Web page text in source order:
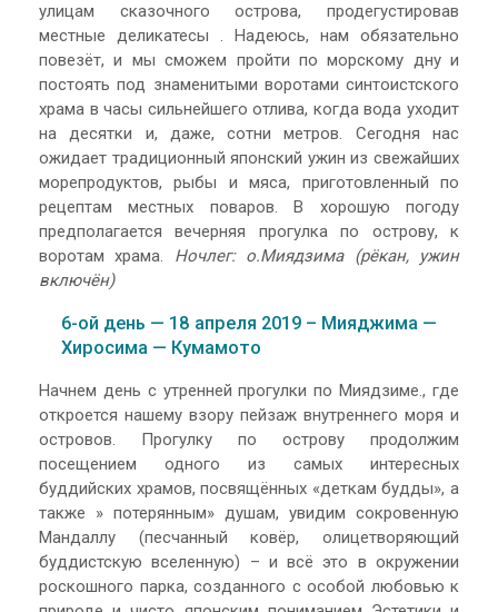
улицам сказочного острова, продегустировав
местные деликатесы . Надеюсь, нам обязательно
повезёт, и мы сможем пройти по морскому дну и
постоять под знаменитыми воротами синтоистского
храма в часы сильнейшего отлива, когда вода уходит
на десятки и, даже, сотни метров. Сегодня нас
ожидает традиционный японский ужин из свежайших
морепродуктов, рыбы и мяса, приготовленный по
рецептам местных поваров. В хорошую погоду
предполагается вечерняя прогулка по острову, к
воротам храма. Ночлег: о.Миядзима (рёкан, ужин
включён)
6-ой день — 18 апреля 2019 – Мияджима —
Хиросима — Кумамото
Начнем день с утренней прогулки по Миядзиме., где
откроется нашему взору пейзаж внутреннего моря и
островов. Прогулку по острову продолжим
посещением одного из самых интересных
буддийских храмов, посвящённых «деткам будды», а
также » потерянным» душам, увидим сокровенную
Мандаллу (песчанный ковёр, олицетворяющий
буддистскую вселенную) – и всё это в окружении
роскошного парка, созданного с особой любовью к